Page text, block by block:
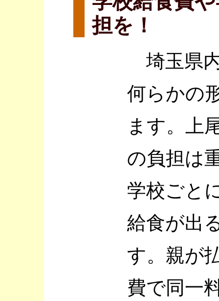
担を！
埼玉県
何らかの
ます。上
の負担は
学校ごと
給食が出
す。親が
費で同一